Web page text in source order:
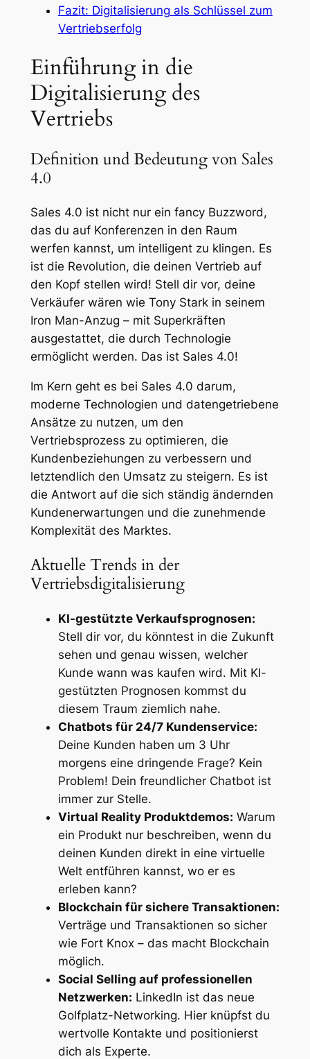
Fazit: Digitalisierung als Schlüssel zum
Vertriebserfolg
Einführung in die
Digitalisierung des
Vertriebs
Definition und Bedeutung von Sales
4.0
Sales 4.0 ist nicht nur ein fancy Buzzword,
das du auf Konferenzen in den Raum
werfen kannst, um intelligent zu klingen. Es
ist die Revolution, die deinen Vertrieb auf
den Kopf stellen wird! Stell dir vor, deine
Verkäufer wären wie Tony Stark in seinem
Iron Man-Anzug – mit Superkräften
ausgestattet, die durch Technologie
ermöglicht werden. Das ist Sales 4.0!
Im Kern geht es bei Sales 4.0 darum,
moderne Technologien und datengetriebene
Ansätze zu nutzen, um den
Vertriebsprozess zu optimieren, die
Kundenbeziehungen zu verbessern und
letztendlich den Umsatz zu steigern. Es ist
die Antwort auf die sich ständig ändernden
Kundenerwartungen und die zunehmende
Komplexität des Marktes.
Aktuelle Trends in der
Vertriebsdigitalisierung
KI-gestützte Verkaufsprognosen:
Stell dir vor, du könntest in die Zukunft
sehen und genau wissen, welcher
Kunde wann was kaufen wird. Mit KI-
gestützten Prognosen kommst du
diesem Traum ziemlich nahe.
Chatbots für 24/7 Kundenservice:
Deine Kunden haben um 3 Uhr
morgens eine dringende Frage? Kein
Problem! Dein freundlicher Chatbot ist
immer zur Stelle.
Virtual Reality Produktdemos: Warum
ein Produkt nur beschreiben, wenn du
deinen Kunden direkt in eine virtuelle
Welt entführen kannst, wo er es
erleben kann?
Blockchain für sichere Transaktionen:
Verträge und Transaktionen so sicher
wie Fort Knox – das macht Blockchain
möglich.
Social Selling auf professionellen
Netzwerken: LinkedIn ist das neue
Golfplatz-Networking. Hier knüpfst du
wertvolle Kontakte und positionierst
dich als Experte.